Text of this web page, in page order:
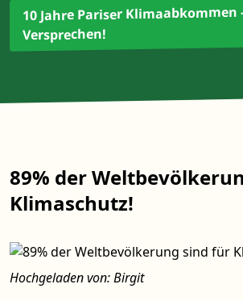
10 Jahre Pariser Klimaabkommen
Versprechen!
89% der
Klimaschutz!
Hochgeladen von: Birgit